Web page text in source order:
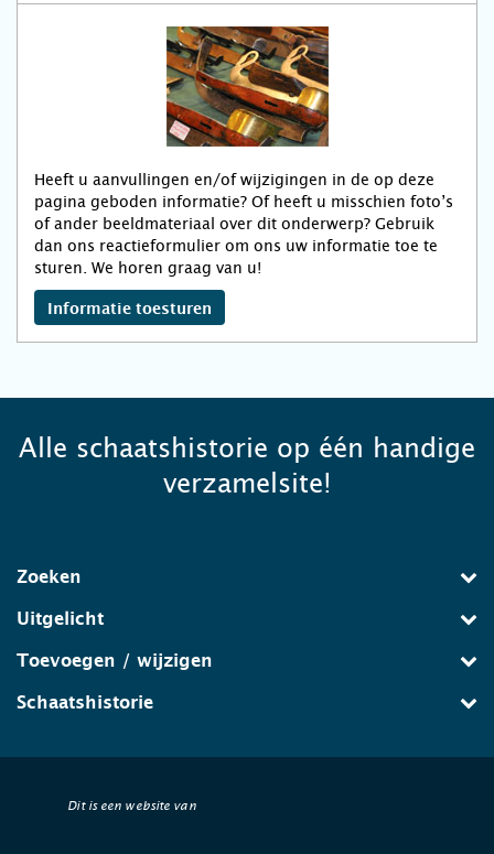
Heeft u aanvullingen en/of wijzigingen in de op deze
pagina geboden informatie? Of heeft u misschien foto’s
of ander beeldmateriaal over dit onderwerp? Gebruik
dan ons reactieformulier om ons uw informatie toe te
sturen. We horen graag van u!
Informatie toesturen
Alle schaatshistorie op één handige
verzamelsite!
Zoeken
Uitgelicht
Toevoegen / wijzigen
Schaatshistorie
Dit is een website van